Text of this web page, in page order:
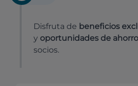
Disfruta de beneficios
y oportunidades de ahorro
socios.